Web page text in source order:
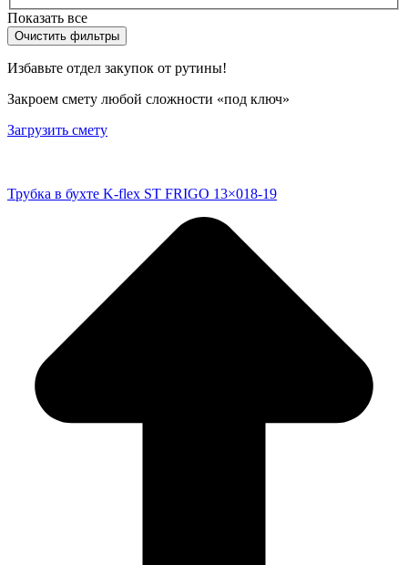
Показать все
Очистить фильтры
Избавьте отдел закупок от рутины!
Закроем смету любой сложности «под ключ»
Загрузить смету
Трубка в бухте K-flex ST FRIGO 13×018-19